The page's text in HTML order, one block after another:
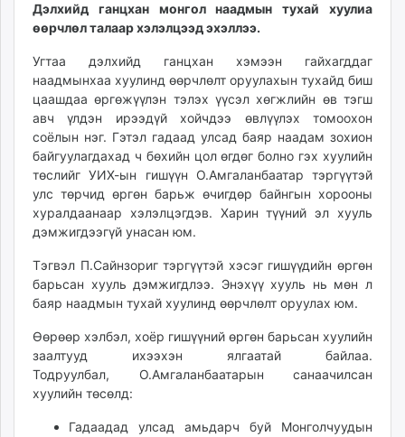
today.mn
zuv.mn
mminfo.mn
ugluu.mn
urlag.mn
unen.mn
asu.mn
shudarga.mn
shuurhai.mn
unuudur.mn
isee.mn
mglradio.com
fact.mn
itoim.mn
tumen.mn
shuum.mn
times.mn
tvmongolia.mn
mass.mn
Дэлхийд ганцхан монгол наадмын тухай хуулиа
өөрчлөл талаар хэлэлцээд эхэллээ.
Угтаа дэлхийд ганцхан хэмээн гайхагддаг
наадмынхаа хуулинд өөрчлөлт оруулахын тухайд биш
цаашдаа өргөжүүлэн тэлэх үүсэл хөгжлийн өв тэгш
авч үлдэн ирээдүй хойчдээ өвлүүлэх томоохон
соёлын нэг. Гэтэл гадаад улсад баяр наадам зохион
байгуулагдахад ч бөхийн цол өгдөг болно гэх хуулийн
төслийг УИХ-ын гишүүн О.Амгаланбаатар тэргүүтэй
улс төрчид өргөн барьж өчигдөр байнгын хорооны
хуралдаанаар хэлэлцэгдэв. Харин түүний эл хууль
дэмжигдээгүй унасан юм.
Тэгвэл П.Сайнзориг тэргүүтэй хэсэг гишүүдийн өргөн
барьсан хууль дэмжигдлээ. Энэхүү хууль нь мөн л
баяр наадмын тухай хуулинд өөрчлөлт оруулах юм.
Өөрөөр хэлбэл, хоёр гишүүний өргөн барьсан хуулийн
заалтууд ихээхэн ялгаатай байлаа.
Тодруулбал, О.Амгаланбаатарын санаачилсан
хуулийн төсөлд:
Гадаадад улсад амьдарч буй Монголчуудын